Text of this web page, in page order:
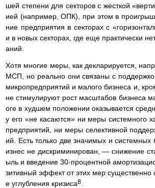
шей степени для секторов с жесткой
ией (например, ОПК), при этом в
ние предприятия в секторах с
и в новых секторах, где еще практически
аний.
Хотя многие меры, как декларируется,
МСП, но реально они связаны с
микропредприятий и малого бизнеса и,
не стимулируют рост масштабов бизнеса
оге в худшем положении оказывается
у его «не касаются» ни меры системного
предприятий, ни меры селективной
ий. Есть только две значимых и
изнес не дискриминирован, — снижение
ыль и введение 30-процентной
зитивный эффект от этих мер
е углубления кризиса8